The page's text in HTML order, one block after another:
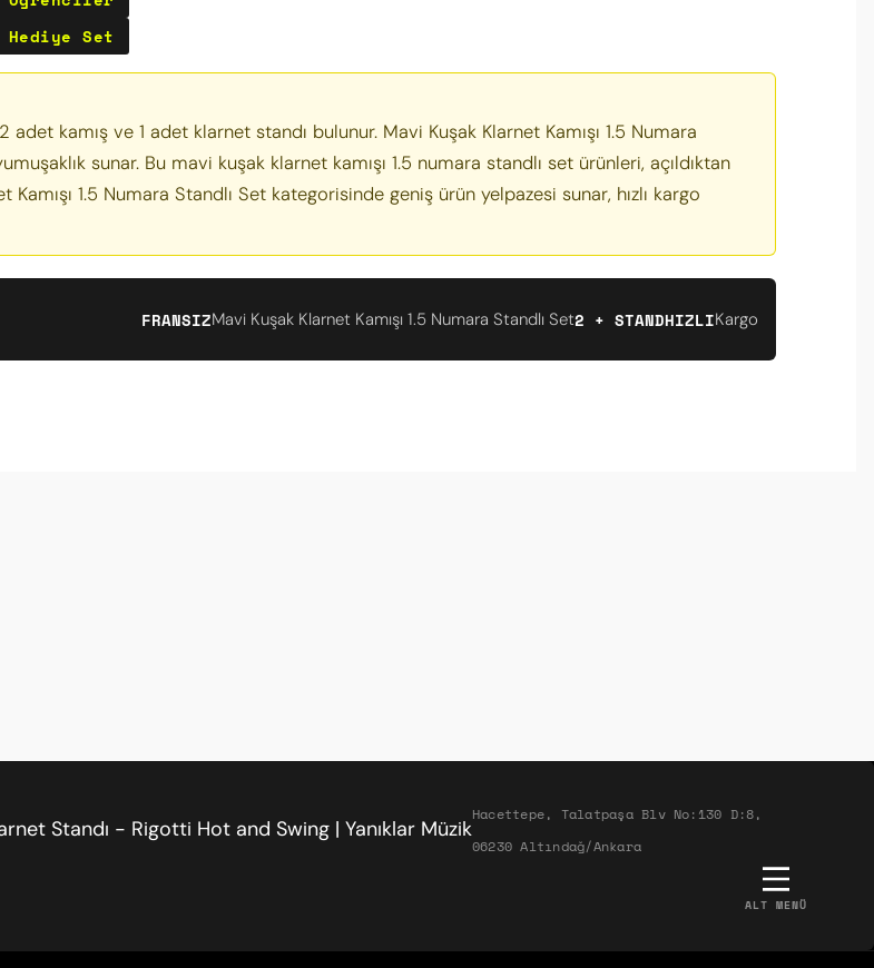
Hediye Set
kamış ve 1 adet klarnet standı bulunur. Mavi Kuşak Klarnet Kamışı 1.5 Numara
sunar. Bu mavi kuşak klarnet kamışı 1.5 numara standlı set ürünleri, açıldıktan
Kamışı 1.5 Numara Standlı Set kategorisinde geniş ürün yelpazesi sunar, hızlı kargo
FRANSIZMavi Kuşak Klarnet Kamışı 1.5 Numara Standlı Set2 + STANDHIZLIKargo
hasarsız geldi.
Hacettepe, Talatpaşa Blv No:130 D:8,
06230 Altındağ/Ankara
ALT MENÜ